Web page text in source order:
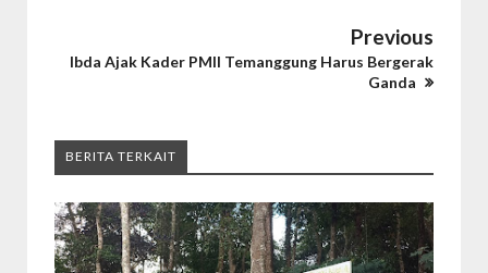
Previous
Ibda Ajak Kader PMII Temanggung Harus Bergerak
Ganda
BERITA TERKAIT